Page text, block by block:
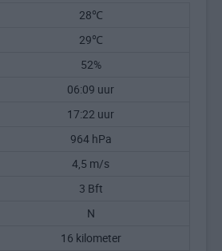
28℃
29℃
52%
06:09 uur
17:22 uur
964 hPa
4,5 m/s
3 Bft
N
16 kilometer